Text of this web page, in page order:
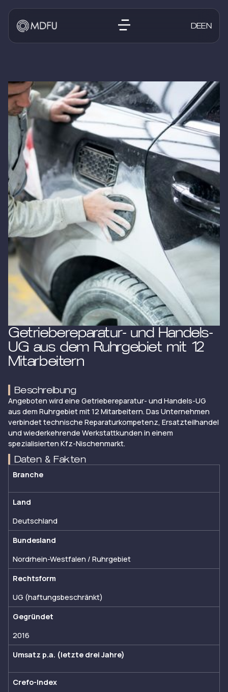
DEEN
Getriebereparatur- und Handels-
UG aus dem Ruhrgebiet mit 12
Mitarbeitern
Beschreibung
Angeboten wird eine Getriebereparatur- und Handels-UG
aus dem Ruhrgebiet mit 12 Mitarbeitern. Das Unternehmen
verbindet technische Reparaturkompetenz, Ersatzteilhandel
und wiederkehrende Werkstattkunden in einem
spezialisierten Kfz-Nischenmarkt.
Daten & Fakten
Branche
Land
Deutschland
Bundesland
Nordrhein-Westfalen / Ruhrgebiet
Rechtsform
UG (haftungsbeschränkt)
Gegründet
2016
Umsatz p.a. (letzte drei Jahre)
Crefo-Index